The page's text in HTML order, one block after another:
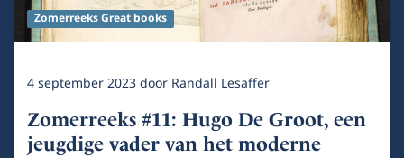
Zomerreeks Great books
4 september 2023door Randall Lesaffer
Zomerreeks #11: Hugo De Groot, een
jeugdige vader van het moderne